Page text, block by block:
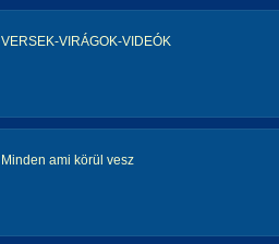
VERSEK-VIRÁGOK-VIDEÓK
Minden ami körül vesz